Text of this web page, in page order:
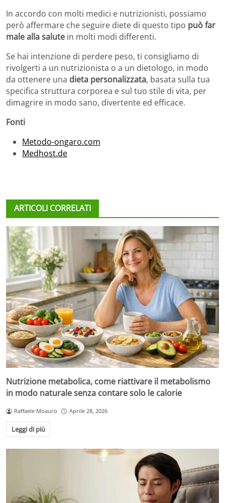
In accordo con molti medici e nutrizionisti, possiamo
però affermare che seguire diete di questo tipo può far
male alla salute in molti modi differenti.
Se hai intenzione di perdere peso, ti consigliamo di
rivolgerti a un nutrizionista o a un dietologo, in modo
da ottenere una dieta personalizzata, basata sulla tua
specifica struttura corporea e sul tuo stile di vita, per
dimagrire in modo sano, divertente ed efficace.
Fonti
Metodo-ongaro.com
Medhost.de
ARTICOLI CORRELATI
Nutrizione metabolica, come riattivare il metabolismo
in modo naturale senza contare solo le calorie
Raffaele Moauro Aprile 28, 2026
Leggi di più